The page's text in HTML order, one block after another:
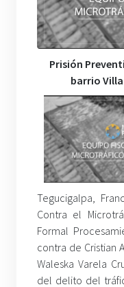
Prisión
barrio
Tegucigalpa,
Contra el
Formal
contra de Cristian
Waleska Varela
del delito del